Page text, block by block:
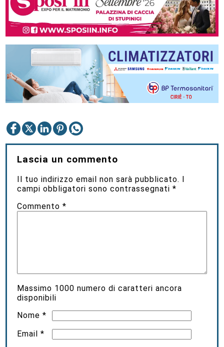
Lascia un commento
Il tuo indirizzo email non sarà pubblicato. I
campi obbligatori sono contrassegnati*
Commento*
Massimo 1000 numero di caratteri ancora
disponibili
Nome*
Email*